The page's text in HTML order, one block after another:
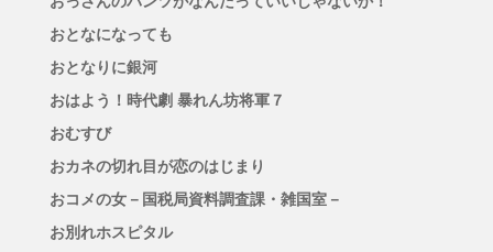
おとなになっても
おとなりに銀河
おはよう！時代劇 暴れん坊将軍７
おむすび
おカネの切れ目が恋のはじまり
おコメの女－国税局資料調査課・雑国室－
お別れホスピタル